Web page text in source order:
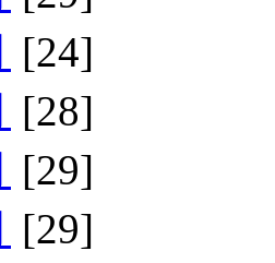
[24]
[28]
[29]
[29]